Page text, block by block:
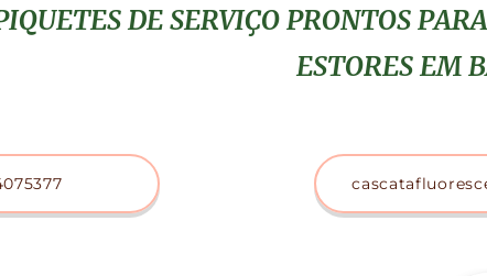
DE SERVIÇO PRONTOS
ESTORES EM